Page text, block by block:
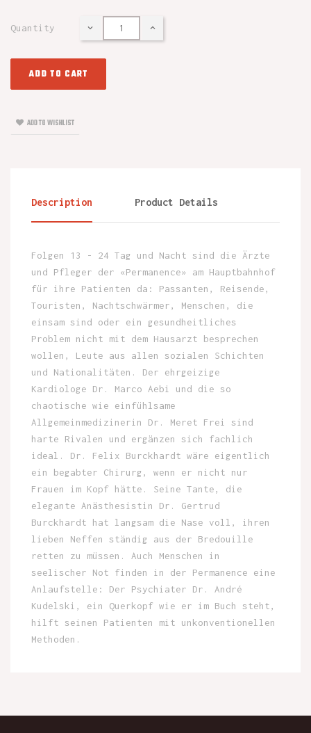
Quantity
ADD TO CART
ADD TO WISHLIST
Description Product Details
Folgen 13 - 24 Tag und Nacht sind die Ärzte
und Pfleger der «Permanence» am Hauptbahnhof
für ihre Patienten da: Passanten, Reisende,
Touristen, Nachtschwärmer, Menschen, die
einsam sind oder ein gesundheitliches
Problem nicht mit dem Hausarzt besprechen
wollen, Leute aus allen sozialen Schichten
und Nationalitäten. Der ehrgeizige
Kardiologe Dr. Marco Aebi und die so
chaotische wie einfühlsame
Allgemeinmedizinerin Dr. Meret Frei sind
harte Rivalen und ergänzen sich fachlich
ideal. Dr. Felix Burckhardt wäre eigentlich
ein begabter Chirurg, wenn er nicht nur
Frauen im Kopf hätte. Seine Tante, die
elegante Anästhesistin Dr. Gertrud
Burckhardt hat langsam die Nase voll, ihren
lieben Neffen ständig aus der Bredouille
retten zu müssen. Auch Menschen in
seelischer Not finden in der Permanence eine
Anlaufstelle: Der Psychiater Dr. André
Kudelski, ein Querkopf wie er im Buch steht,
hilft seinen Patienten mit unkonventionellen
Methoden.